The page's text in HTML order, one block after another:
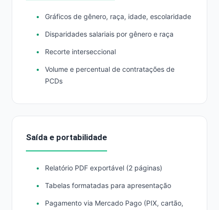
Gráficos de gênero, raça, idade, escolaridade
Disparidades salariais por gênero e raça
Recorte interseccional
Volume e percentual de contratações de
PCDs
Saída e portabilidade
Relatório PDF exportável (2 páginas)
Tabelas formatadas para apresentação
Pagamento via Mercado Pago (PIX, cartão,